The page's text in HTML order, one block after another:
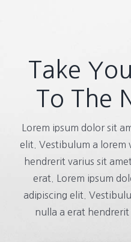
Take
To The
Lorem ipsum dolor sit
elit. Vestibulum a lorem
hendrerit varius sit
erat. Lorem ipsum
adipiscing elit.
nulla a erat hendrerit